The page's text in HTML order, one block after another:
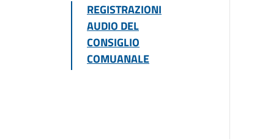
REGISTRAZIONI
AUDIO DEL
CONSIGLIO
COMUANALE